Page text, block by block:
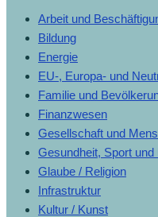
Arbeit und
Bildung
Energie
EU-, Europa- und
Familie und
Finanzwesen
Gesellschaft und
Gesundheit, Sport
Glaube / Religion
Infrastruktur
Kultur / Kunst